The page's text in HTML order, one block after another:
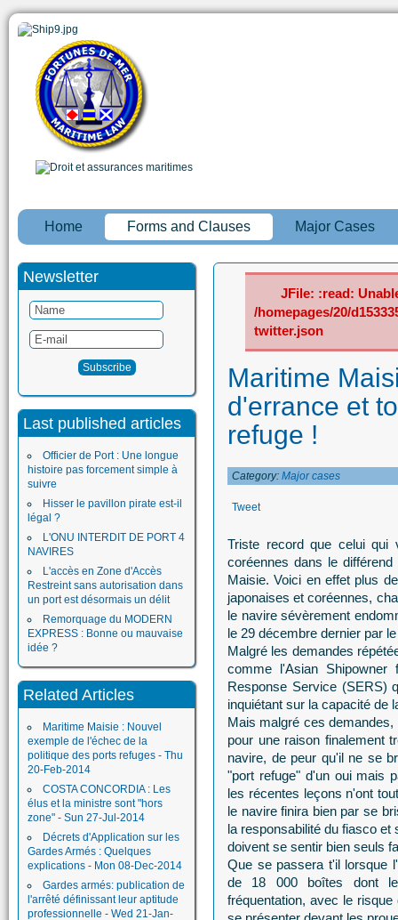
Home Forms and Clauses Major Cases
Newsletter
Last published articles
Officier de Port : Une longue
histoire pas forcement simple à
suivre
Hisser le pavillon pirate est-il
légal ?
L'ONU INTERDIT DE PORT 4
NAVIRES
L'accès en Zone d'Accès
Restreint sans autorisation dans
un port est désormais un délit
Remorquage du MODERN
EXPRESS : Bonne ou mauvaise
idée ?
Related Articles
Maritime Maisie : Nouvel
exemple de l'échec de la
politique des ports refuges - Thu
20-Feb-2014
COSTA CONCORDIA : Les
élus et la ministre sont "hors
zone" - Sun 27-Jul-2014
Décrets d'Application sur les
Gardes Armés : Quelques
explications - Mon 08-Dec-2014
Gardes armés: publication de
l'arrêté définissant leur aptitude
professionnelle - Wed 21-Jan-
JFile: :read:
/homepages/20/
twitter.json
Maritime
d'errance et
refuge !
Category: Major cases
Tweet
Triste record que celui qui
coréennes dans le
Maisie. Voici en effet plus
japonaises et coréennes,
le navire sévèrement
le 29 décembre dernier par
Malgré les demandes
comme l'Asian Shipowner
Response Service (SERS)
inquiétant sur la capacité de
Mais malgré ces
pour une raison finalement
navire, de peur qu'il ne se
"port refuge" d'un oui mais
les récentes leçons n'ont
le navire finira bien par se
la responsabilité du fiasco
doivent se sentir bien seuls
Que se passera t'il lorsque
de 18 000 boîtes dont
fréquentation, avec le